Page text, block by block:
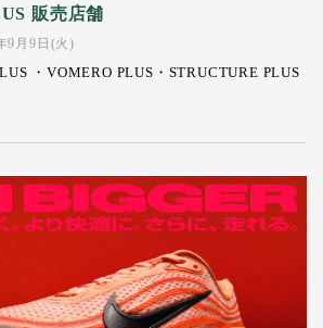
販売店舗
9月9日(火)
・VOMERO PLUS・STRUCTURE PLUS